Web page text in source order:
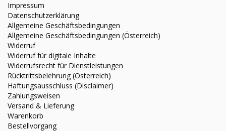
Impressum
Datenschutzerklärung
Allgemeine Geschäftsbedingungen
Allgemeine Geschäftsbedingungen (Österreich)
Widerruf
Widerruf für digitale Inhalte
Widerrufsrecht für Dienstleistungen
Rücktrittsbelehrung (Österreich)
Haftungsausschluss (Disclaimer)
Zahlungsweisen
Versand & Lieferung
Warenkorb
Bestellvorgang